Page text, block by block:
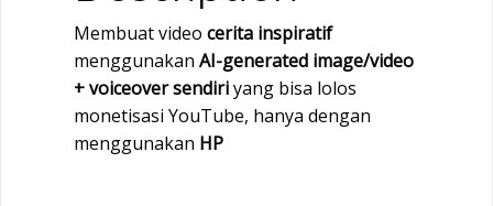
Membuat video cerita inspiratif
menggunakan AI-generated image/video
+ voiceover sendiriyang bisa lolos
monetisasi YouTube, hanya dengan
menggunakan HP